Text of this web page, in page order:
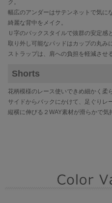
ク。
幅広のアンダーはサテンネットで気に
綺麗な背中をメイク。
Ｕ字のバックスタイルで抜群の安定感
取り外し可能なパッドはカップの丸み
ストラップは、肩への負担を軽減させ
Shorts
花柄模様のレース使いできめ細かく柔
サイドからバックにかけて、足ぐりレ
縦横に伸びる２WAY素材が滑らかで気